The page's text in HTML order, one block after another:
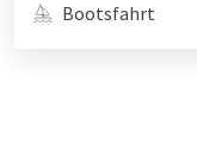
Bootsfahrt